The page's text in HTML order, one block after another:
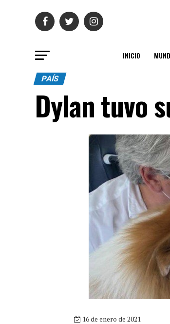
INICIO
PAÍS
Dylan tuvo
16 de enero de 2021